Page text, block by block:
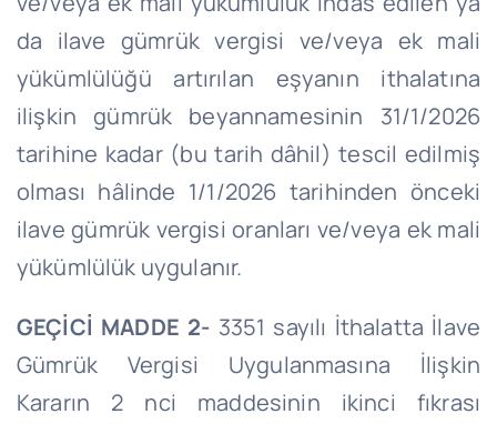
da ilave gümrük vergisi ve/veya ek mali
yükümlülüğü artırılan eşyanın ithalatına
ilişkin gümrük beyannamesinin 31/1/2026
tarihine kadar (bu tarih dâhil) tescil edilmiş
olması hâlinde 1/1/2026 tarihinden önceki
ilave gümrük vergisi oranları ve/veya ek mali
yükümlülük uygulanır.
GEÇİCİ MADDE 2- 3351 sayılı İthalatta İlave
Gümrük Vergisi Uygulanmasına İlişkin
Kararın 2 nci maddesinin ikinci fıkrası